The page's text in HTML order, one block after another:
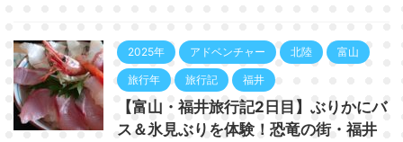
2025年 アドベンチャー 北陸 富山
旅行年 旅行記 福井
【富山・福井旅行記2日目】ぶりかにバ
ス＆氷見ぶりを体験！恐竜の街・福井